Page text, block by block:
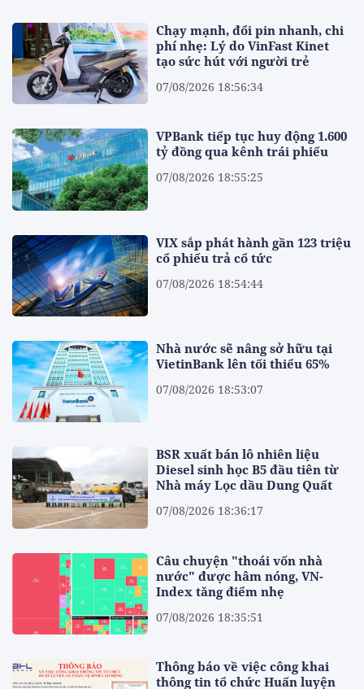
Chạy mạnh, đổi pin nhanh, chi
phí nhẹ: Lý do VinFast Kinet
tạo sức hút với người trẻ
07/08/2026 18:56:34
VPBank tiếp tục huy động 1.600
tỷ đồng qua kênh trái phiếu
07/08/2026 18:55:25
VIX sắp phát hành gần 123 triệu
cổ phiếu trả cổ tức
07/08/2026 18:54:44
Nhà nước sẽ nâng sở hữu tại
VietinBank lên tối thiểu 65%
07/08/2026 18:53:07
BSR xuất bán lô nhiên liệu
Diesel sinh học B5 đầu tiên từ
Nhà máy Lọc dầu Dung Quất
07/08/2026 18:36:17
Câu chuyện "thoái vốn nhà
nước" được hâm nóng, VN-
Index tăng điểm nhẹ
07/08/2026 18:35:51
Thông báo về việc công khai
thông tin tổ chức Huấn luyện